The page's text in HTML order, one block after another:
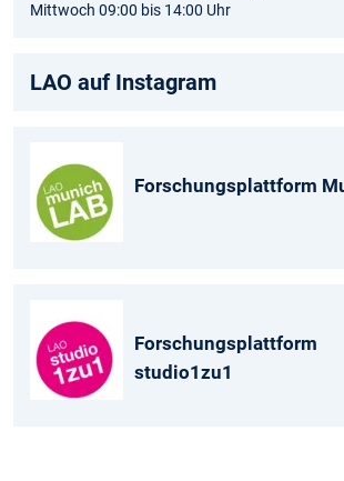
Mittwoch 09:00 bis 14:00 Uhr
LAO auf Instagram
Forschungsplattform
Forschungsplattform
studio1zu1